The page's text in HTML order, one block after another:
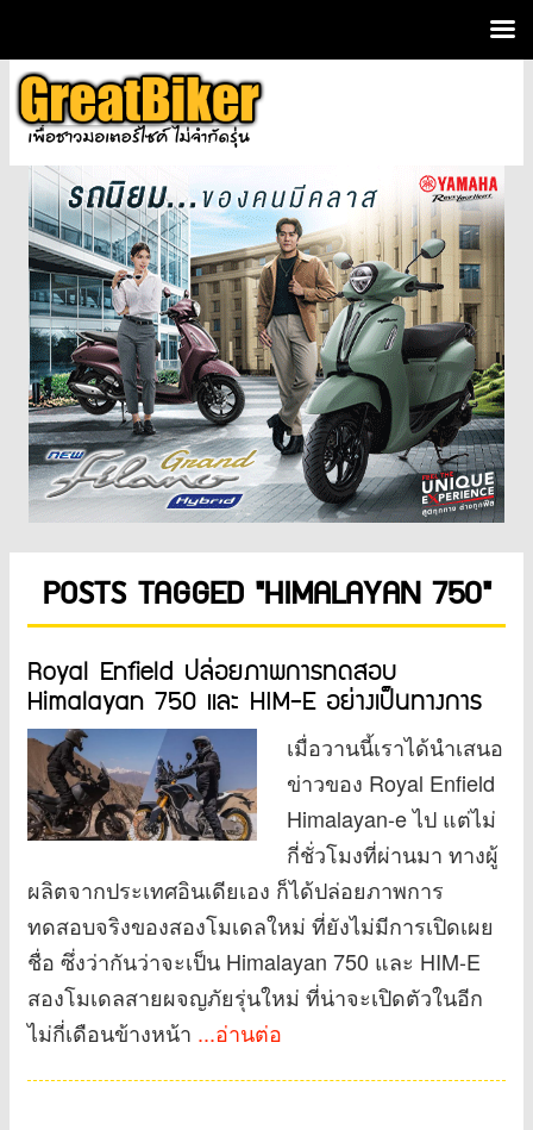
POSTS TAGGED "HIMALAYAN 750"
Royal Enfield ปล่อยภาพการทดสอบ
Himalayan 750 และ HIM-E อย่างเป็นทางการ
เมื่อวานนี้เราได้นำเสนอ
ข่าวของ Royal Enfield
Himalayan-e ไป แต่ไม่
กี่ชั่วโมงที่ผ่านมา ทางผู้
ผลิตจากประเทศอินเดียเอง ก็ได้ปล่อยภาพการ
ทดสอบจริงของสองโมเดลใหม่ ที่ยังไม่มีการเปิดเผย
ชื่อ ซึ่งว่ากันว่าจะเป็น Himalayan 750 และ HIM-E
สองโมเดลสายผจญภัยรุ่นใหม่ ที่น่าจะเปิดตัวในอีก
ไม่กี่เดือนข้างหน้า ...อ่านต่อ